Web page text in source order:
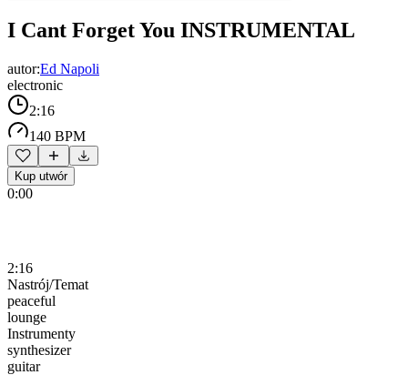
I Cant Forget You INSTRUMENTAL
autor:Ed Napoli
electronic
2:16
140 BPM
Kup utwór
0:00
2:16
Nastrój/Temat
peaceful
lounge
Instrumenty
synthesizer
guitar